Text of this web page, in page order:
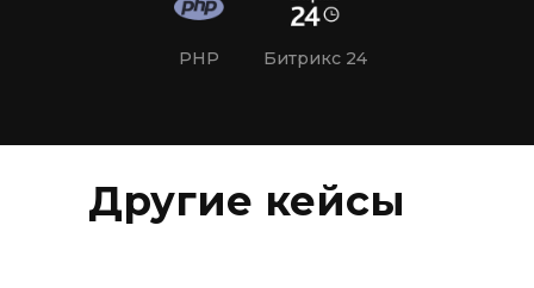
PHP Битрикс 24
Другие кейсы